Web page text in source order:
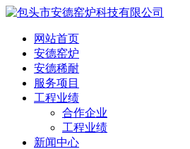
网站首页
安德窑炉
安德稀耐
服务项目
工程业绩
合作企业
工程业绩
新闻中心